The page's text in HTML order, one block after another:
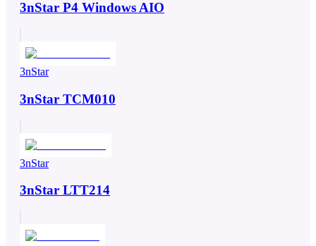
3nStar P4 Windows AIO
3nStar
3nStar TCM010
3nStar
3nStar LTT214